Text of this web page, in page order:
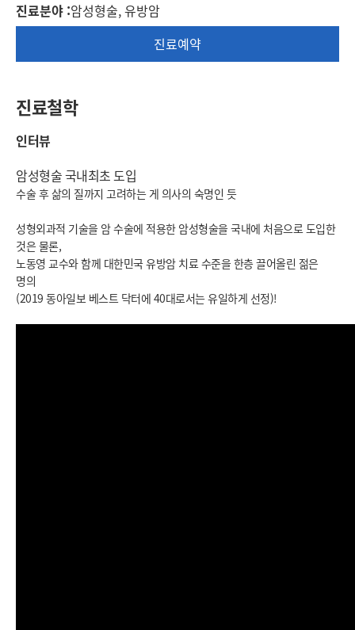
진
료
진료분야 :암성형술, 유방암
진료예약
진료철학
인터뷰
암성형술 국내최초 도입
수술 후 삶의 질까지 고려하는 게 의사의 숙명인 듯
성형외과적 기술을 암 수술에 적용한 암성형술을 국내에 처음으로 도입한
것은 물론,
노동영 교수와 함께 대한민국 유방암 치료 수준을 한층 끌어올린 젊은
명의
(2019 동아일보 베스트 닥터에 40대로서는 유일하게 선정)!